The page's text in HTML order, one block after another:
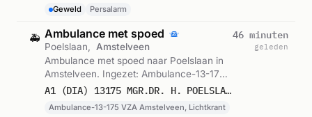
Geweld Persalarm
🚑 Ambulance met spoed
Poelslaan,
Amstelveen
Ambulance met spoed naar Poelslaan in
Amstelveen. Ingezet: Ambulance-13-175
VZA Amstelveen, Lichtkrant. Gemeld omA1 (DIA) 13175 MGR.DR. H. POELSLAAN 1187 AMSTELVEEN 76233
Ambulance-13-175 VZA Amstelveen, Lichtkrant
46 minuten
geleden